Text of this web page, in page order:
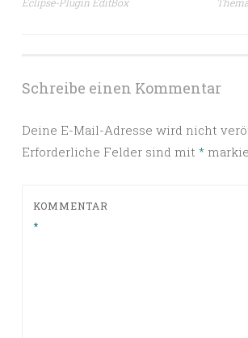
Schreibe einen Kommentar
Deine E-Mail-Adresse wird nicht
Erforderliche Felder sind mit *
KOMMENTAR
*